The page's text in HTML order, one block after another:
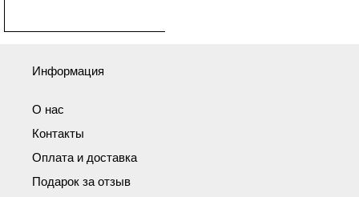
Информация
О нас
Контакты
Оплата и доставка
Подарок за отзыв